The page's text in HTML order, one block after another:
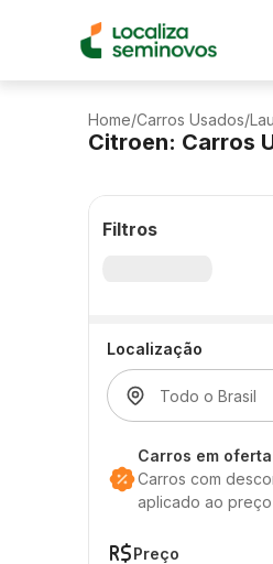
Home/Carros Usados/
Citroen: Carros
Filtros
Localização
Carros em oferta
Carros com
aplicado ao
Preço